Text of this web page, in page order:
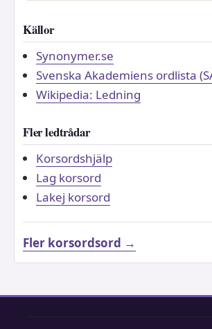
Källor
Synonymer.se
Svenska Akademiens ordlista
Wikipedia: Ledning
Fler ledtrådar
Korsordshjälp
Lag korsord
Lakej korsord
Fler korsordsord →